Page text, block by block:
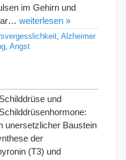
im Gehirn und
weiterlesen »
Alzheimer
Angst
und
unersetzlicher Baustein
der
(T3) und